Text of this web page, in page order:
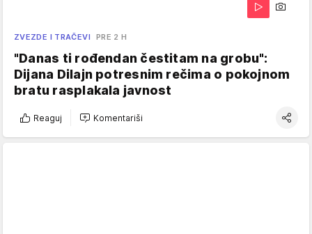
ZVEZDE I TRAČEVI PRE 2 H
"Danas ti rođendan čestitam na grobu":
Dijana Dilajn potresnim rečima o pokojnom
bratu rasplakala javnost
Reaguj Komentariši